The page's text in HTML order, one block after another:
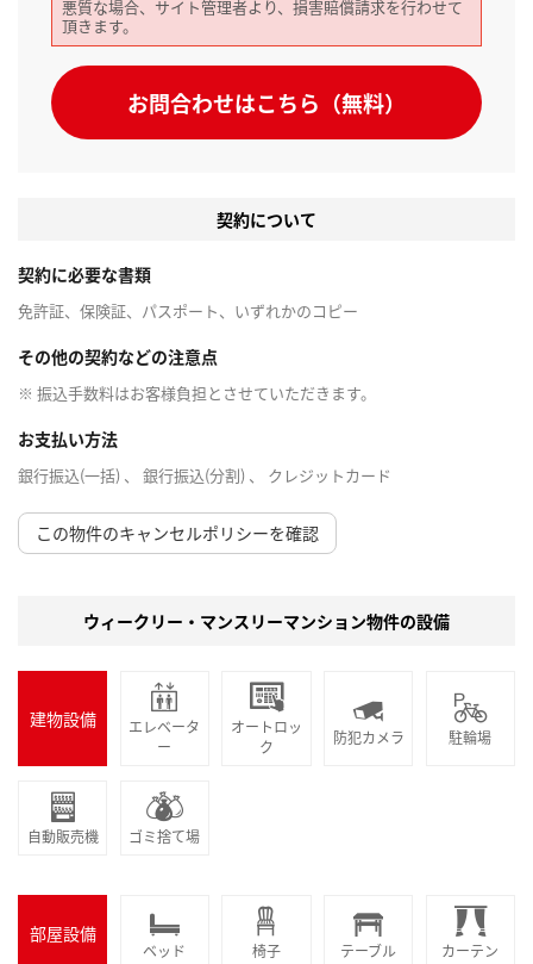
悪質な場合、サイト管理者より、損害賠償請求を行わせて
頂きます。
お問合わせはこちら（無料）
契約について
契約に必要な書類
免許証、保険証、パスポート、いずれかのコピー
その他の契約などの注意点
※ 振込手数料はお客様負担とさせていただきます。
お支払い方法
銀行振込(一括) 、 銀行振込(分割) 、 クレジットカード
この物件のキャンセルポリシーを確認
ウィークリー・マンスリーマンション物件の設備
建物設備
エレベータ
ー
オートロッ
ク
防犯カメラ 駐輪場
自動販売機 ゴミ捨て場
部屋設備
ベッド 椅子 テーブル カーテン